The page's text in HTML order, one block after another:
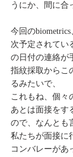
うにか、間に合
今回の
次予定されてい
の日付の連絡が
指紋採取からこ
るみたいで、
これもね、個々
あとは面接をす
ので、なんとも
私たちが面接に
コンバレーがあ